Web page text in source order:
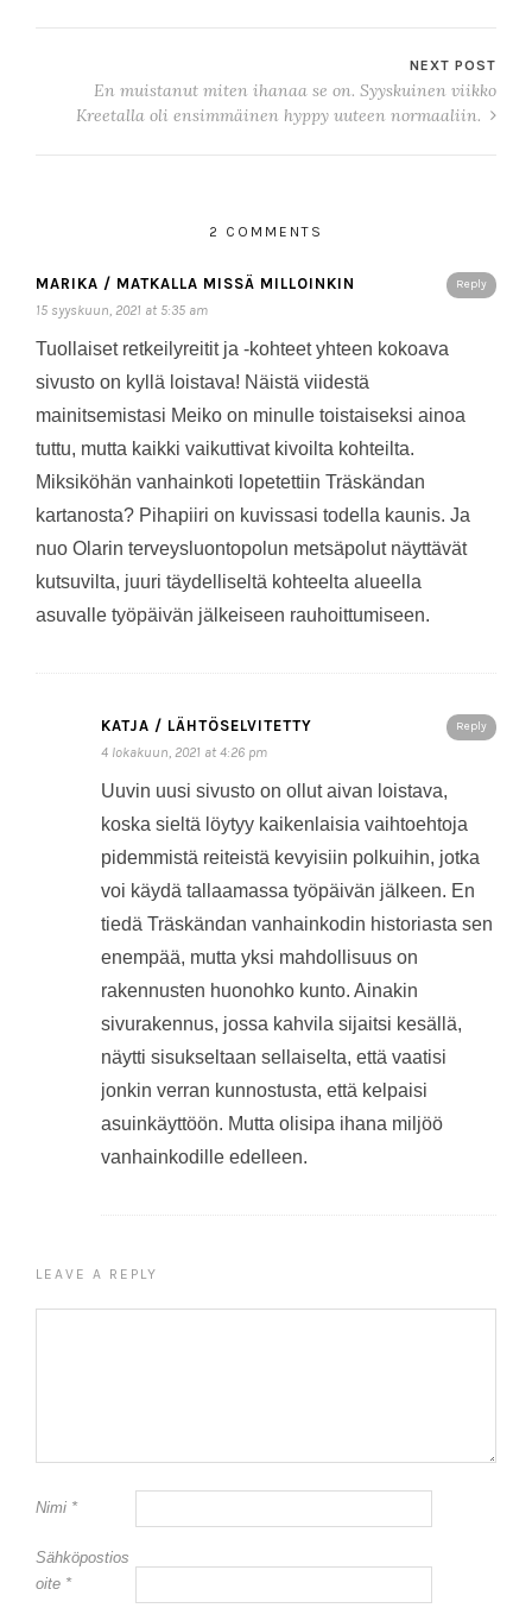
NEXT POST
En muistanut miten ihanaa se on. Syyskuinen viikko
Kreetalla oli ensimmäinen hyppy uuteen normaaliin.
2 COMMENTS
Reply
MARIKA / MATKALLA MISSÄ MILLOINKIN
15 syyskuun, 2021 at 5:35 am
Tuollaiset retkeilyreitit ja -kohteet yhteen kokoava
sivusto on kyllä loistava! Näistä viidestä
mainitsemistasi Meiko on minulle toistaiseksi ainoa
tuttu, mutta kaikki vaikuttivat kivoilta kohteilta.
Miksiköhän vanhainkoti lopetettiin Träskändan
kartanosta? Pihapiiri on kuvissasi todella kaunis. Ja
nuo Olarin terveysluontopolun metsäpolut näyttävät
kutsuvilta, juuri täydelliseltä kohteelta alueella
asuvalle työpäivän jälkeiseen rauhoittumiseen.
Reply
KATJA / LÄHTÖSELVITETTY
4 lokakuun, 2021 at 4:26 pm
Uuvin uusi sivusto on ollut aivan loistava,
koska sieltä löytyy kaikenlaisia vaihtoehtoja
pidemmistä reiteistä kevyisiin polkuihin, jotka
voi käydä tallaamassa työpäivän jälkeen. En
tiedä Träskändan vanhainkodin historiasta sen
enempää, mutta yksi mahdollisuus on
rakennusten huonohko kunto. Ainakin
sivurakennus, jossa kahvila sijaitsi kesällä,
näytti sisukseltaan sellaiselta, että vaatisi
jonkin verran kunnostusta, että kelpaisi
asuinkäyttöön. Mutta olisipa ihana miljöö
vanhainkodille edelleen.
LEAVE A REPLY
Nimi *
Sähköpostios
oite *